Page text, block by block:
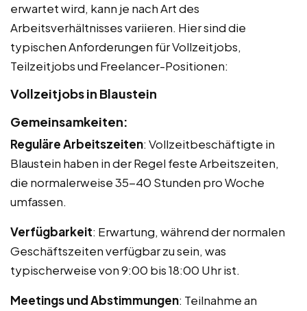
erwartet wird, kann je nach Art des
Arbeitsverhältnisses variieren. Hier sind die
typischen Anforderungen für Vollzeitjobs,
Teilzeitjobs und Freelancer-Positionen:
Vollzeitjobs in Blaustein
Gemeinsamkeiten:
Reguläre Arbeitszeiten: Vollzeitbeschäftigte in
Blaustein haben in der Regel feste Arbeitszeiten,
die normalerweise 35-40 Stunden pro Woche
umfassen.
Verfügbarkeit: Erwartung, während der normalen
Geschäftszeiten verfügbar zu sein, was
typischerweise von 9:00 bis 18:00 Uhr ist.
Meetings und Abstimmungen: Teilnahme an